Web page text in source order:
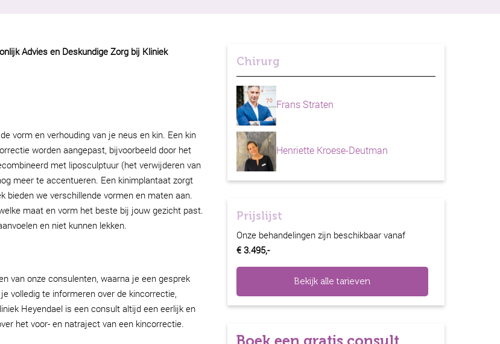
Advies en Deskundige Zorg bij Kliniek
vorm en verhouding van je neus en kin. Een kin
worden aangepast, bijvoorbeeld door het
met liposculptuur (het verwijderen van
meer te accentueren. Een kinimplantaat zorgt
bieden we verschillende vormen en maten aan.
maat en vorm het beste bij jouw gezicht past.
en niet kunnen lekken.
van onze consulenten, waarna je een gesprek
volledig te informeren over de kincorrectie,
Heyendael is een consult altijd een eerlijk en
het voor- en natraject van een kincorrectie.
Chirurg
Frans Straten
Henriette Kroese-Deutman
Prijslijst
Onze behandelingen zijn beschikbaar vanaf
€ 3.495,-
Bekijk alle tarieven